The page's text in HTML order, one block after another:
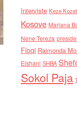
Interviste Keze
Kosove Marjana
Nene Tereza
Floqi Raimonda
Elshani SHBA
Sokol Paja